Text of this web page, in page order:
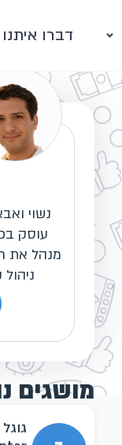
דברו איתנו
מנהל את
מושגים